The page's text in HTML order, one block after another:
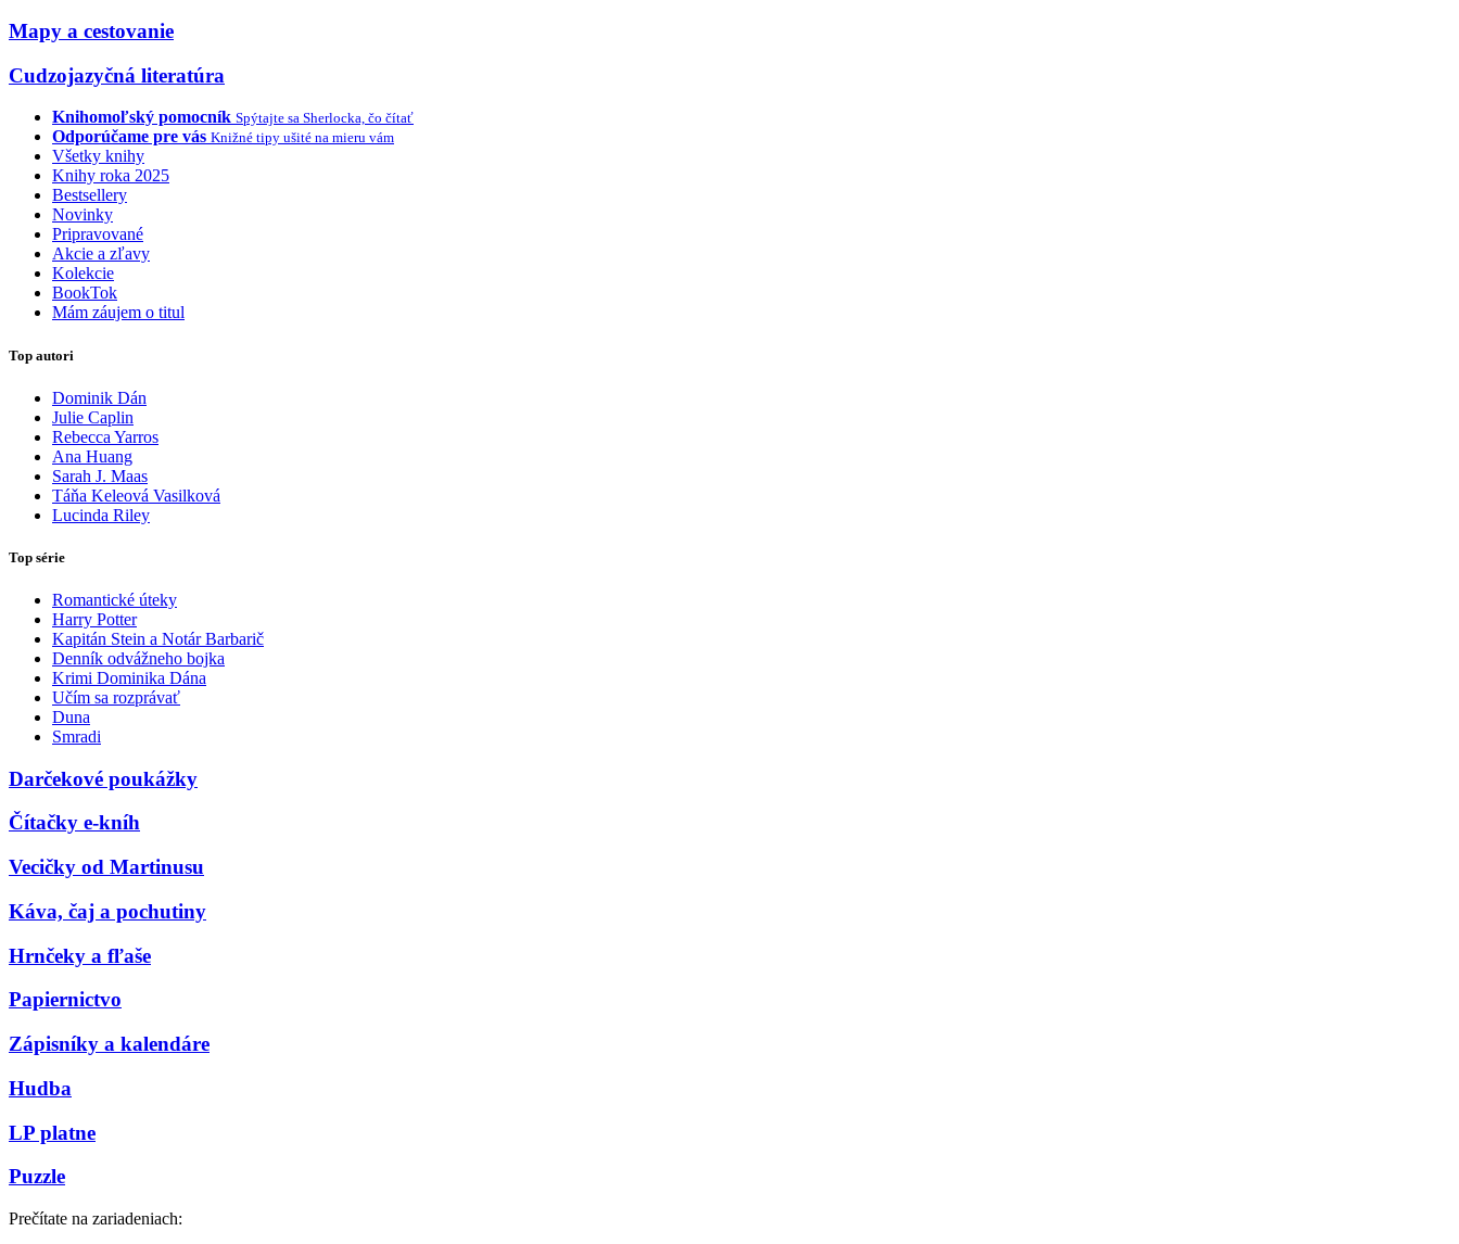
Mapy a cestovanie
Cudzojazyčná literatúra
Knihomoľský pomocník Spýtajte sa Sherlocka, čo čítať
Odporúčame pre vás Knižné tipy ušité na mieru vám
Všetky knihy
Knihy roka 2025
Bestsellery
Novinky
Pripravované
Akcie a zľavy
Kolekcie
BookTok
Mám záujem o titul
Top autori
Dominik Dán
Julie Caplin
Rebecca Yarros
Ana Huang
Sarah J. Maas
Táňa Keleová Vasilková
Lucinda Riley
Top série
Romantické úteky
Harry Potter
Kapitán Stein a Notár Barbarič
Denník odvážneho bojka
Krimi Dominika Dána
Učím sa rozprávať
Duna
Smradi
Darčekové poukážky
Čítačky e-kníh
Vecičky od Martinusu
Káva, čaj a pochutiny
Hrnčeky a fľaše
Papiernictvo
Zápisníky a kalendáre
Hudba
LP platne
Puzzle
Prečítate na zariadeniach: